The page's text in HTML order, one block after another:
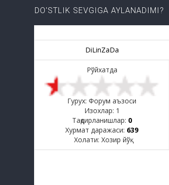
DO'STLIK SEVGIGA AYLANADIMI?
DiLinZaDa
Рўйхатда
Гурух: Форум аъзоси
Изохлар: 1
Тақдирланишлар: 0
Хурмат даражаси: 639
Холати: Хозир йўқ